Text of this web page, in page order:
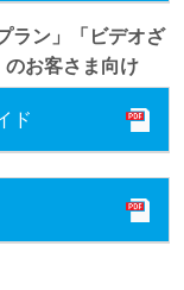
ラン」「ビデオざ
のお客さま向け
ド